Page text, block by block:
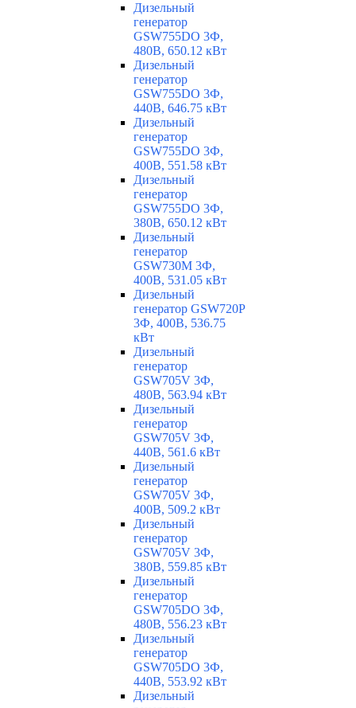
Дизельный
генератор
GSW755DO 3Ф,
480В, 650.12 кВт
Дизельный
генератор
GSW755DO 3Ф,
440В, 646.75 кВт
Дизельный
генератор
GSW755DO 3Ф,
400В, 551.58 кВт
Дизельный
генератор
GSW755DO 3Ф,
380В, 650.12 кВт
Дизельный
генератор
GSW730M 3Ф,
400В, 531.05 кВт
Дизельный
генератор GSW720P
3Ф, 400В, 536.75
кВт
Дизельный
генератор
GSW705V 3Ф,
480В, 563.94 кВт
Дизельный
генератор
GSW705V 3Ф,
440В, 561.6 кВт
Дизельный
генератор
GSW705V 3Ф,
400В, 509.2 кВт
Дизельный
генератор
GSW705V 3Ф,
380В, 559.85 кВт
Дизельный
генератор
GSW705DO 3Ф,
480В, 556.23 кВт
Дизельный
генератор
GSW705DO 3Ф,
440В, 553.92 кВт
Дизельный